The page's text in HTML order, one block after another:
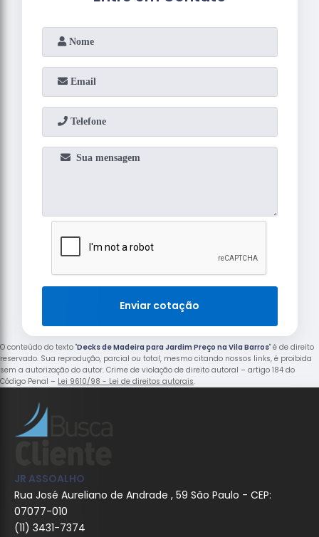
Enviar cotação
O conteúdo do texto "Decks de Madeira para Jardim Preço na Vila Barros" é de direito
reservado. Sua reprodução, parcial ou total, mesmo citando nossos links, é proibida
sem a autorização do autor. Crime de violação de direito autoral – artigo 184 do
Código Penal – Lei 9610/98 - Lei de direitos autorais.
JR ASSOALHO
Rua José Aureliano de Andrade , 59 São Paulo - CEP:
07077-010
(11) 3431-7374